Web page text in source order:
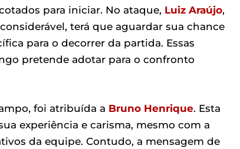
para iniciar. No ataque, Luiz Araújo,
terá que aguardar sua chance
para o decorrer da partida. Essas
pretende adotar para o confronto
foi atribuída a Bruno Henrique. Esta
experiência e carisma, mesmo com a
da equipe. Contudo, a mensagem de